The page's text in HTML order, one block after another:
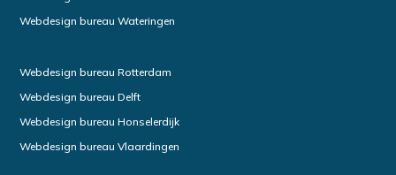
Webdesign bureau Wateringen
Webdesign bureau Rotterdam
Webdesign bureau Delft
Webdesign bureau Honselerdijk
Webdesign bureau Vlaardingen